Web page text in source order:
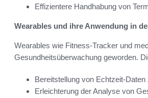
Effizientere Handhabung von
Wearables und ihre Anwendung in
Wearables wie Fitness-Tracker und
Gesundheitsüberwachung geworden.
Bereitstellung von Echtzeit-
Erleichterung der Analyse von